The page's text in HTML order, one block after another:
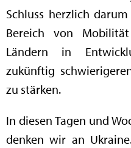
Schluss herzlich
Bereich von
Ländern in
zukünftig
zu stärken.
In diesen Tagen und
denken wir an